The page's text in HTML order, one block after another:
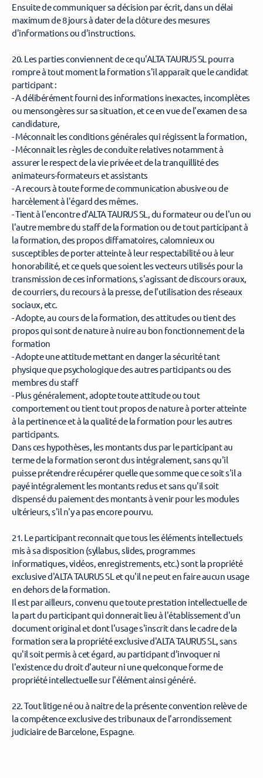
Ensuite de communiquer sa décision par écrit, dans un délai
maximum de 8 jours à dater de la clôture des mesures
d'informations ou d'instructions.
20. Les parties conviennent de ce qu'ALTA TAURUS SL pourra
rompre à tout moment la formation s'il apparait que le candidat
participant :
- A délibérément fourni des informations inexactes, incomplètes
ou mensongères sur sa situation, et ce en vue de l'examen de sa
candidature,
- Méconnait les conditions générales qui régissent la formation,
- Méconnait les règles de conduite relatives notamment à
assurer le respect de la vie privée et de la tranquillité des
animateurs-formateurs et assistants
- A recours à toute forme de communication abusive ou de
harcèlement à l'égard des mêmes.
- Tient à l'encontre d'ALTA TAURUS SL, du formateur ou de l'un ou
l'autre membre du staff de la formation ou de tout participant à
la formation, des propos diffamatoires, calomnieux ou
susceptibles de porter atteinte à leur respectabilité ou à leur
honorabilité, et ce quels que soient les vecteurs utilisés pour la
transmission de ces informations, s'agissant de discours oraux,
de courriers, du recours à la presse, de l'utilisation des réseaux
sociaux, etc.
- Adopte, au cours de la formation, des attitudes ou tient des
propos qui sont de nature à nuire au bon fonctionnement de la
formation
- Adopte une attitude mettant en danger la sécurité tant
physique que psychologique des autres participants ou des
membres du staff
- Plus généralement, adopte toute attitude ou tout
comportement ou tient tout propos de nature à porter atteinte
à la pertinence et à la qualité de la formation pour les autres
participants.
Dans ces hypothèses, les montants dus par le participant au
terme de la formation seront dus intégralement, sans qu'il
puisse prétendre récupérer quelle que somme que ce soit s'il a
payé intégralement les montants redus et sans qu'il soit
dispensé du paiement des montants à venir pour les modules
ultérieurs, s'il n'y a pas encore pourvu.
21. Le participant reconnait que tous les éléments intellectuels
mis à sa disposition (syllabus, slides, programmes
informatiques, vidéos, enregistrements, etc.) sont la propriété
exclusive d'ALTA TAURUS SL et qu'il ne peut en faire aucun usage
en dehors de la formation.
Il est par ailleurs, convenu que toute prestation intellectuelle de
la part du participant qui donnerait lieu à l'établissement d'un
document original et dont l'usage s'inscrit dans le cadre de la
formation sera la propriété exclusive d'ALTA TAURUS SL, sans
qu'il soit permis à cet égard, au participant d'invoquer ni
l'existence du droit d'auteur ni une quelconque forme de
propriété intellectuelle sur l'élément ainsi généré.
22. Tout litige né ou à naitre de la présente convention relève de
la compétence exclusive des tribunaux de l'arrondissement
judiciaire de Barcelone, Espagne.